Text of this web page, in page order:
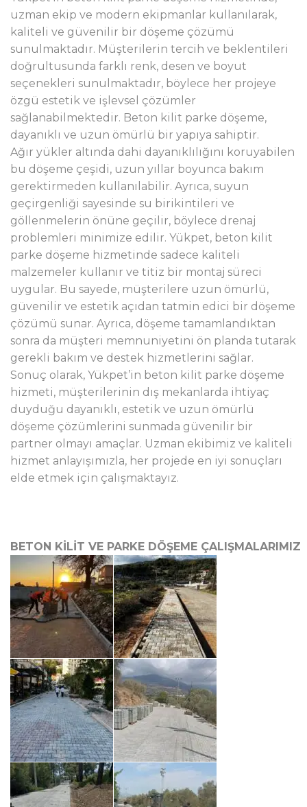
uzman ekip ve modern ekipmanlar kullanılarak,
kaliteli ve güvenilir bir döşeme çözümü
sunulmaktadır. Müşterilerin tercih ve beklentileri
doğrultusunda farklı renk, desen ve boyut
seçenekleri sunulmaktadır, böylece her projeye
özgü estetik ve işlevsel çözümler
sağlanabilmektedir. Beton kilit parke döşeme,
dayanıklı ve uzun ömürlü bir yapıya sahiptir.
Ağır yükler altında dahi dayanıklılığını koruyabilen
bu döşeme çeşidi, uzun yıllar boyunca bakım
gerektirmeden kullanılabilir. Ayrıca, suyun
geçirgenliği sayesinde su birikintileri ve
göllenmelerin önüne geçilir, böylece drenaj
problemleri minimize edilir. Yükpet, beton kilit
parke döşeme hizmetinde sadece kaliteli
malzemeler kullanır ve titiz bir montaj süreci
uygular. Bu sayede, müşterilere uzun ömürlü,
güvenilir ve estetik açıdan tatmin edici bir döşeme
çözümü sunar. Ayrıca, döşeme tamamlandıktan
sonra da müşteri memnuniyetini ön planda tutarak
gerekli bakım ve destek hizmetlerini sağlar.
Sonuç olarak, Yükpet’in beton kilit parke döşeme
hizmeti, müşterilerinin dış mekanlarda ihtiyaç
duyduğu dayanıklı, estetik ve uzun ömürlü
döşeme çözümlerini sunmada güvenilir bir
partner olmayı amaçlar. Uzman ekibimiz ve kaliteli
hizmet anlayışımızla, her projede en iyi sonuçları
elde etmek için çalışmaktayız.
BETON KİLİT VE PARKE DÖŞEME ÇALIŞMALARIMIZ